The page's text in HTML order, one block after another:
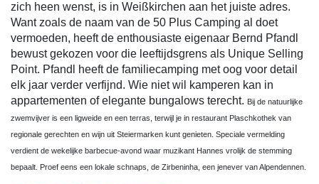
zich heen wenst, is in Weißkirchen aan het juiste adres.
Want zoals de naam van de 50 Plus Camping al doet
vermoeden, heeft de enthousiaste eigenaar Bernd Pfandl
bewust gekozen voor die leeftijdsgrens als Unique Selling
Point. Pfandl heeft de familiecamping met oog voor detail
elk jaar verder verfijnd. Wie niet wil kamperen kan in
appartementen of elegante bungalows terecht. Bij de natuurlijke
zwemvijver is een ligweide en een terras, terwijl je in restaurant Plaschkothek van
regionale gerechten en wijn uit Steiermarken kunt genieten. Speciale vermelding
verdient de wekelijke barbecue-avond waar muzikant Hannes vrolijk de stemming
bepaalt. Proef eens een lokale schnaps, de Zirbeninha, een jenever van Alpendennen.